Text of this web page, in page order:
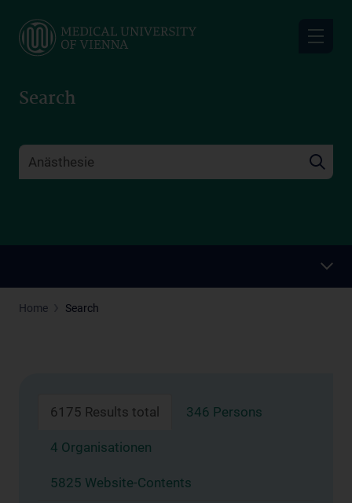
main
Search
Home Search
6175 Results total 346 Persons
4 Organisationen
5825 Website-Contents